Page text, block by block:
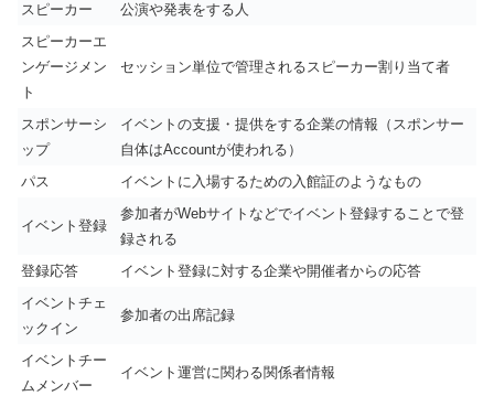
スピーカー
公演や発表をする人
スピーカーエ
ンゲージメン
ト
セッション単位で管理されるスピーカー割り当て者
スポンサーシ
ップ
イベントの支援・提供をする企業の情報（スポンサー
自体はAccountが使われる）
パス
イベントに入場するための入館証のようなもの
イベント登録
参加者がWebサイトなどでイベント登録することで登
録される
登録応答
イベント登録に対する企業や開催者からの応答
イベントチェ
ックイン
参加者の出席記録
イベントチー
ムメンバー
イベント運営に関わる関係者情報